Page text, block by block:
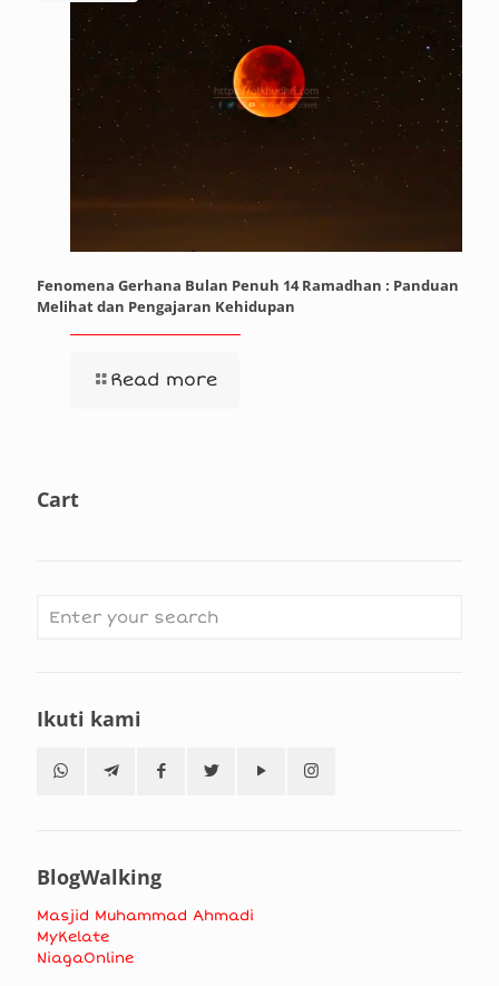
Fenomena Gerhana Bulan Penuh 14 Ramadhan : Panduan
Melihat dan Pengajaran Kehidupan
Read more
Cart
Ikuti kami
BlogWalking
Masjid Muhammad Ahmadi
MyKelate
NiagaOnline